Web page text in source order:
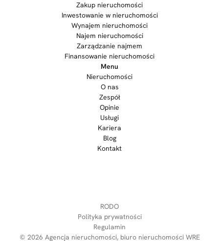
Zakup nieruchomości
Inwestowanie w nieruchomości
Wynajem nieruchomości
Najem nieruchomości
Zarządzanie najmem
Finansowanie nieruchomości
Menu
Nieruchomości
O nas
Zespół
Opinie
Usługi
Kariera
Blog
Kontakt
RODO
Polityka prywatności
Regulamin
© 2026 Agencja nieruchomości, biuro nieruchomości WRE